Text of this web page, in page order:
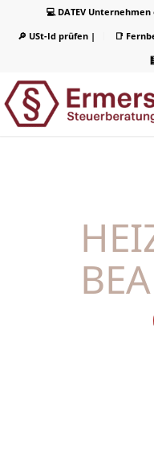
💻 DATEV
🔎 USt-Id prüfen |
📑